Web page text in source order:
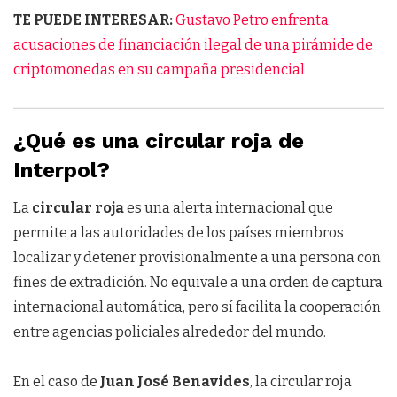
TE PUEDE INTERESAR:Gustavo Petro enfrenta
acusaciones de financiación ilegal de una pirámide de
criptomonedas en su campaña presidencial
¿Qué es una circular roja de
Interpol?
La circular rojaes una alerta internacional que
permite a las autoridades de los países miembros
localizar y detener provisionalmente a una persona con
fines de extradición. No equivale a una orden de captura
internacional automática, pero sí facilita la cooperación
entre agencias policiales alrededor del mundo.
En el caso de Juan José Benavides, la circular roja